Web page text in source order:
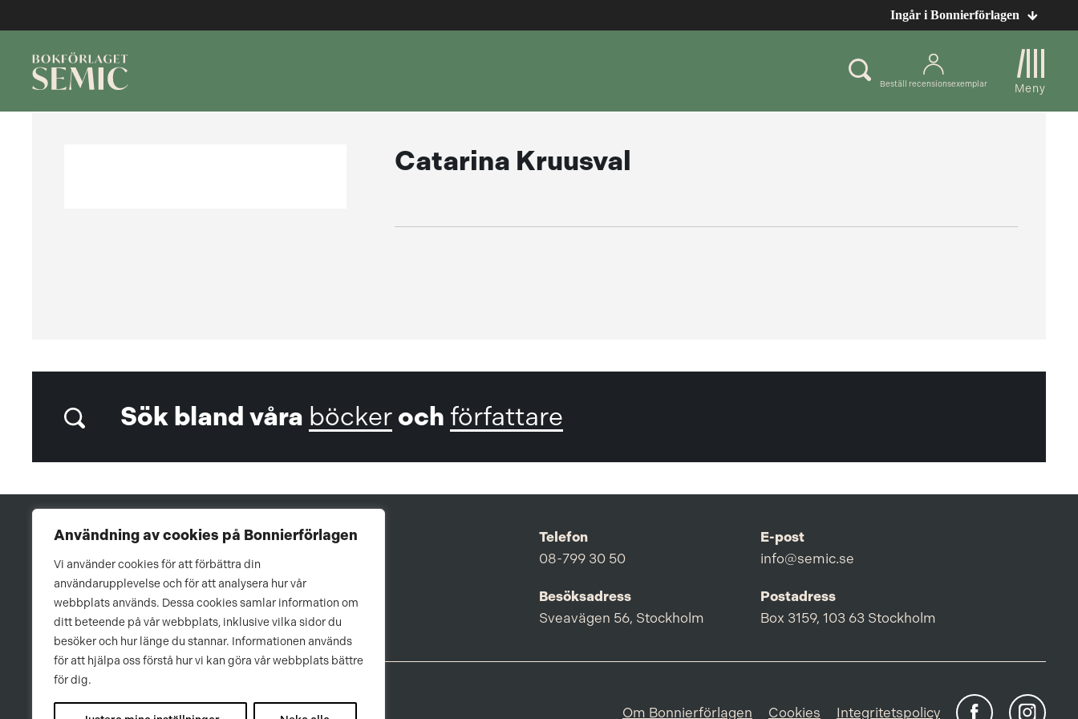
Användning av cookies på Bonnierförlagen
Vi använder cookies för att förbättra din
användarupplevelse och för att analysera hur vår
webbplats används. Dessa cookies samlar information om
ditt beteende på vår webbplats, inklusive vilka sidor du
besöker och hur länge du stannar. Informationen används
för att hjälpa oss förstå hur vi kan göra vår webbplats bättre
för dig.
Ingår i Bonnierförlagen
Beställ recensionsexemplar Meny
Catarina Kruusval
Sök bland våra böcker och författare
Telefon
08-799 30 50
E-post
info@semic.se
Besöksadress
Sveavägen 56, Stockholm
Postadress
Box 3159, 103 63 Stockholm
Om Bonnierförlagen Cookies Integritetspolicy